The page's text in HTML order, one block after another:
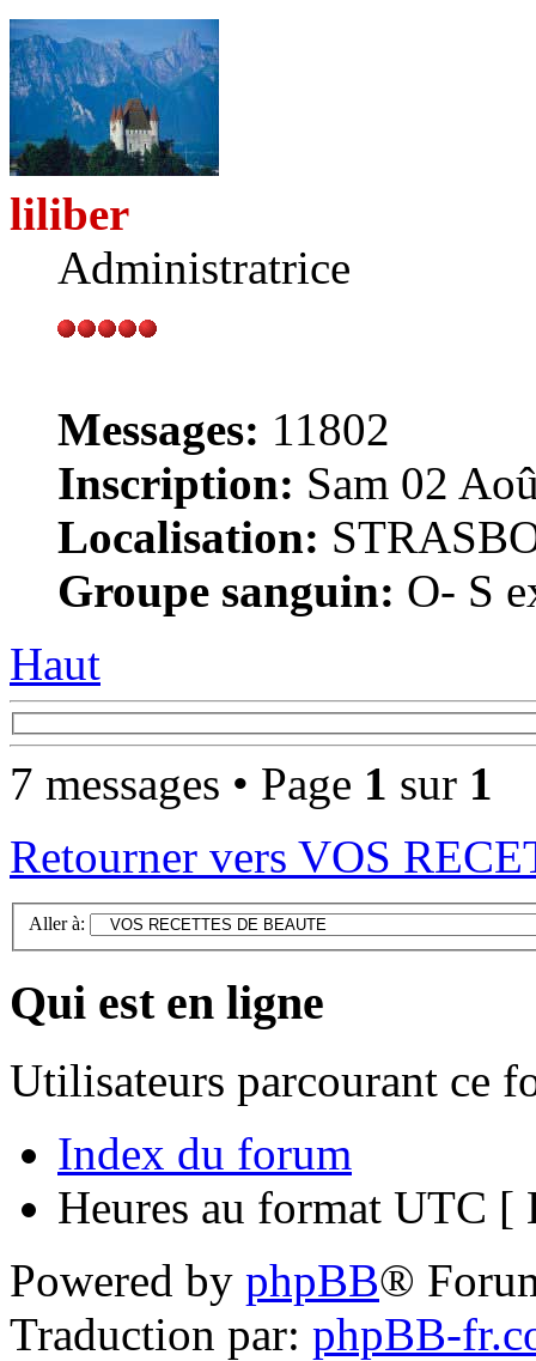
liliber
Administratrice
Messages: 11802
Inscription: Sam 02
Localisation:
Groupe sanguin: O- S
Haut
7 messages • Page 1 sur 1
Retourner vers VOS
Aller à:
Qui est en ligne
Utilisateurs parcourant ce
Index du forum
Heures au format UTC [
Powered by phpBB®
Traduction par: phpBB-